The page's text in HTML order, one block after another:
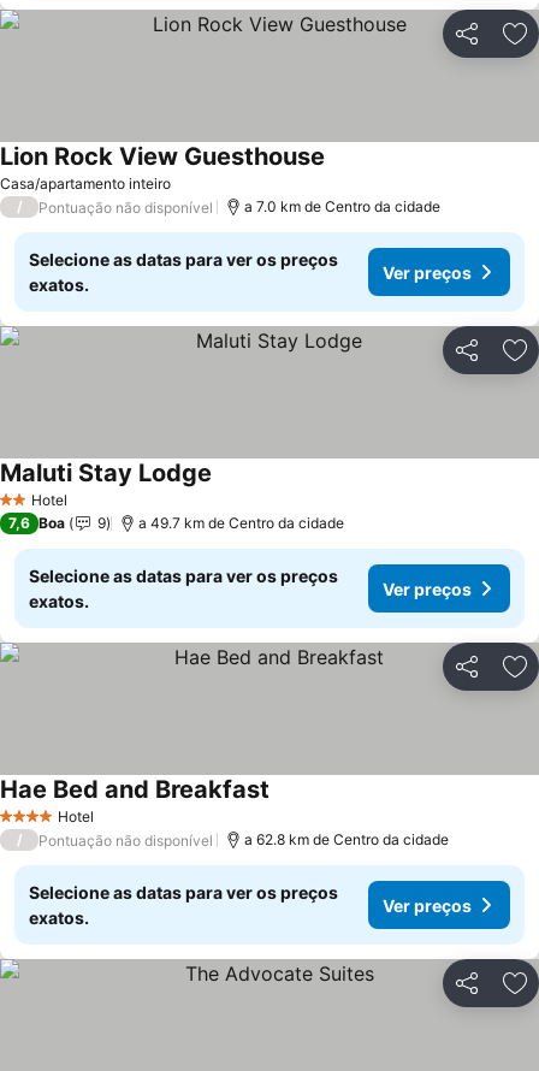
Partilhar
Casa/apartamento inteiro
Lion Rock View Guesthouse
/ Pontuação não disponível a 7.0 km de Centro da cidade
Selecione as datas para ver os preços
exatos.
Ver preços
Partilhar
2 Estrelas
Hotel
Maluti Stay Lodge
7,6 Boa 9 a 49.7 km de Centro da cidade
Selecione as datas para ver os preços
exatos.
Ver preços
Partilhar
4 EstrelasHotel
Hae Bed and Breakfast
/ Pontuação não disponível a 62.8 km de Centro da cidade
Selecione as datas para ver os preços
exatos.
Ver preços
Partilhar